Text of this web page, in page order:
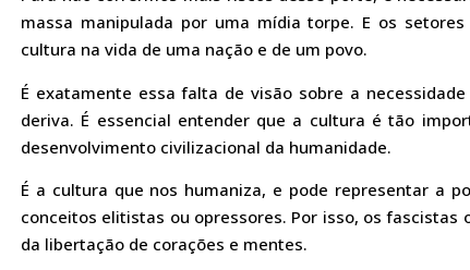
massa manipulada por uma mídia torpe. E os
cultura na vida de uma nação e de um povo.
É exatamente essa falta de visão sobre a
deriva. É essencial entender que a cultura é tão
desenvolvimento civilizacional da humanidade.
É a cultura que nos humaniza, e pode representar a
conceitos elitistas ou opressores. Por isso, os
da libertação de corações e mentes.